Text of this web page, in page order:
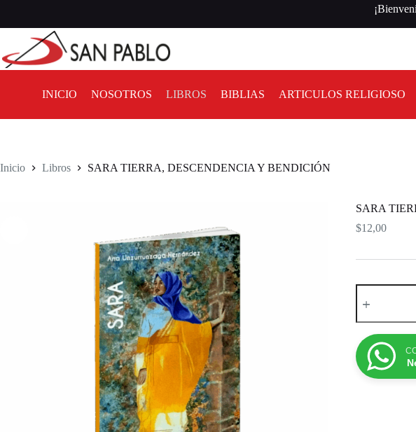
INICIO NOSOTROS LIBROS BIBLIAS ARTICULOS RELIGIOSO
Inicio Libros SARA TIERRA, DESCENDENCIA Y BENDICIÓN
SARA
$12,00